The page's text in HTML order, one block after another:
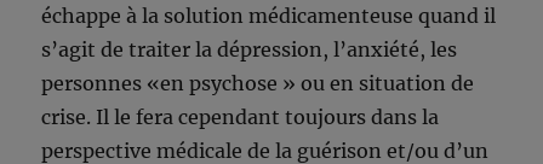
échappe à la solution médicamenteuse quand il
s’agit de traiter la dépression, l’anxiété, les
personnes «en psychose » ou en situation de
crise. Il le fera cependant toujours dans la
perspective médicale de la guérison et/ou d’un